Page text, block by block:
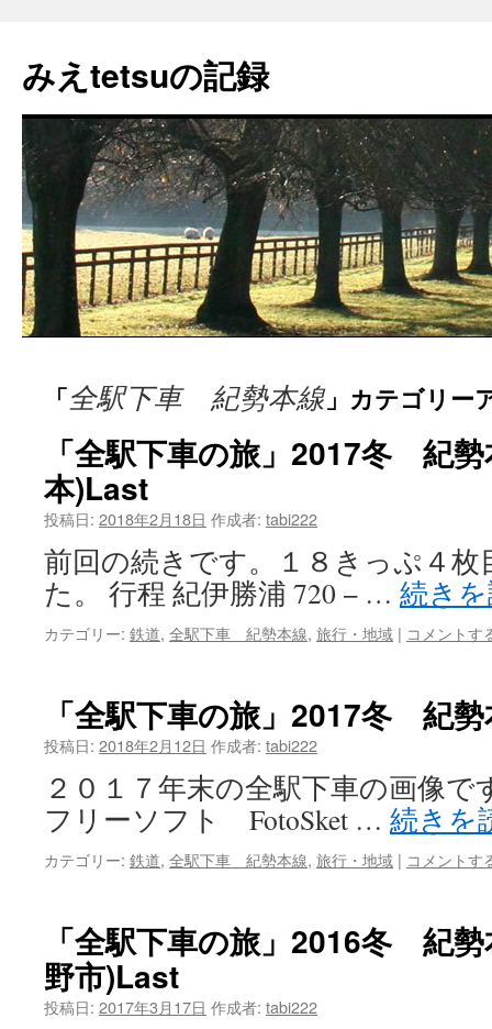
テ
ン
ス
キ
ッ
プ
みえtetsuの記録
「全駅下車 紀勢本線」カテゴリー
「全駅下車の旅」2017冬 紀
本)Last
投稿日: 2018年2月18日 作成者: tabi222
前回の続きです。１８きっぷ４
た。 行程 紀伊勝浦 720 − … 続き
カテゴリー: 鉄道, 全駅下車 紀勢本線, 旅行・地域 | コメントす
「全駅下車の旅」2017冬 紀
投稿日: 2018年2月12日 作成者: tabi222
２０１７年末の全駅下車の画像で
フリーソフト FotoSket … 続きを
カテゴリー: 鉄道, 全駅下車 紀勢本線, 旅行・地域 | コメントす
「全駅下車の旅」2016冬 紀
野市)Last
投稿日: 2017年3月17日 作成者: tabi222